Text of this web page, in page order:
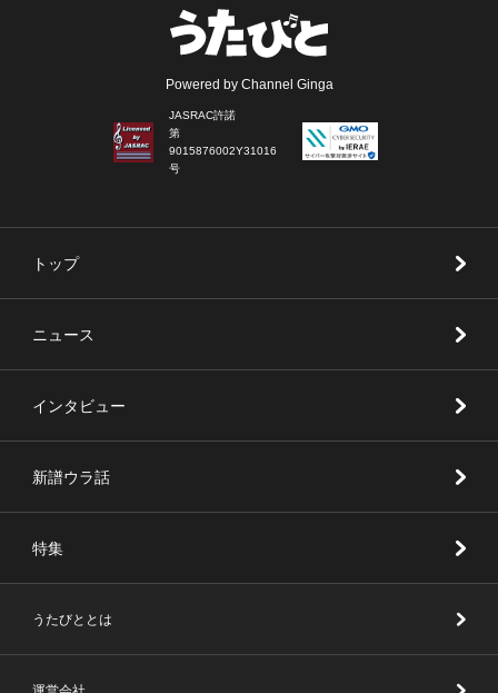
Powered by Channel Ginga
JASRAC許諾
第
9015876002Y31016
号
トップ
ニュース
インタビュー
新譜ウラ話
特集
うたびととは